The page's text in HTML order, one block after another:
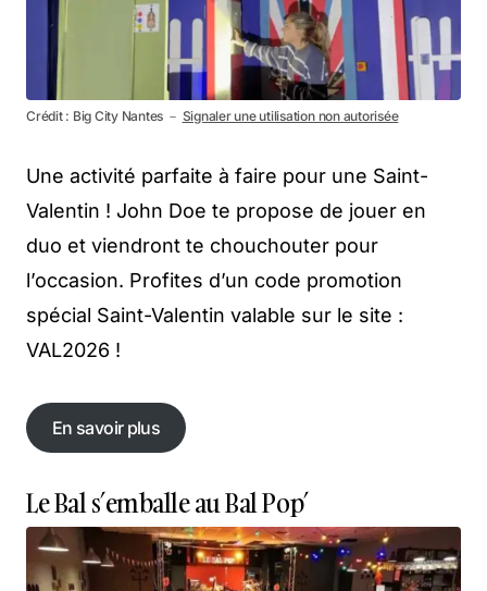
Crédit : Big City Nantes － Signaler une utilisation non autorisée
Une activité parfaite à faire pour une Saint-
Valentin ! John Doe te propose de jouer en
duo et viendront te chouchouter pour
l’occasion. Profites d’un code promotion
spécial Saint-Valentin valable sur le site :
VAL2026 !
En savoir plus
En savoir plus
Le Bal s’emballe au Bal Pop’